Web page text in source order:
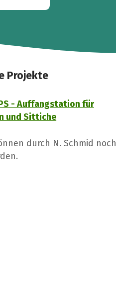
Projekte
- Auffangstation für
und Sittiche
durch N. Schmid noch